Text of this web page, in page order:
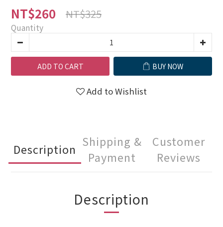
NT$260 NT$325
Quantity
ADD TO CART BUY NOW
Add to Wishlist
Description
Shipping &
Payment
Customer
Reviews
Description